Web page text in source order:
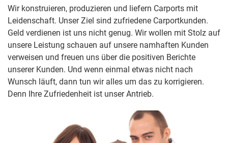
Wir konstruieren, produzieren und liefern Carports mit
Leidenschaft. Unser Ziel sind zufriedene Carportkunden.
Geld verdienen ist uns nicht genug. Wir wollen mit Stolz auf
unsere Leistung schauen auf unsere namhaften Kunden
verweisen und freuen uns über die positiven Berichte
unserer Kunden. Und wenn einmal etwas nicht nach
Wunsch läuft, dann tun wir alles um das zu korrigieren.
Denn Ihre Zufriedenheit ist unser Antrieb.